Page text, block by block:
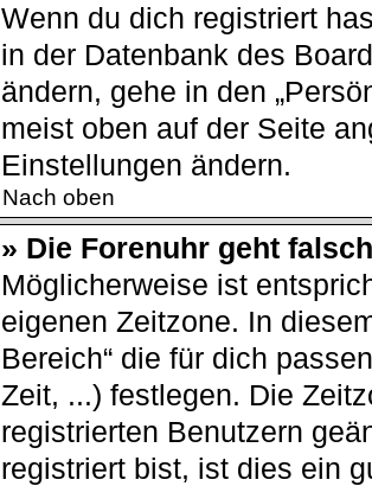
Wenn du dich registriert
in der Datenbank des
ändern, gehe in den
meist oben auf der Seite
Einstellungen ändern.
Nach oben
» Die Forenuhr geht
Möglicherweise ist
eigenen Zeitzone. In
Bereich“ die für dich
Zeit, ...) festlegen. Die
registrierten Benutzern
registriert bist, ist dies ein